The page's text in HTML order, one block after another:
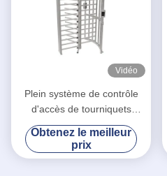
Vidéo
Plein système de contrôle
d'accès de tourniquets
d'acier inoxydable de porte
de tourniquet de taille
Obtenez le meilleur
prix